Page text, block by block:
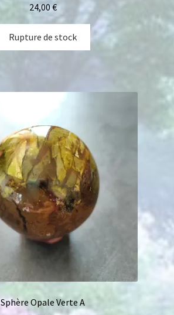
24,00€
Rupture de stock
Sphère Opale Verte A